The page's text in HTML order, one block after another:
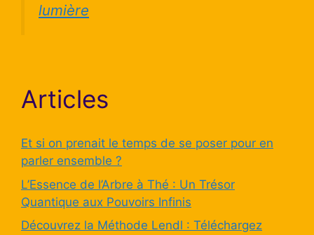
lumière
Articles
Et si on prenait le temps de se poser pour en
parler ensemble ?
L’Essence de l’Arbre à Thé : Un Trésor
Quantique aux Pouvoirs Infinis
Découvrez la Méthode Lendl : Téléchargez